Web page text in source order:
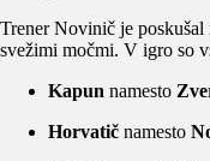
Trener Novinič je
svežimi močmi. V igro so
Kapun namesto
Horvatič namesto